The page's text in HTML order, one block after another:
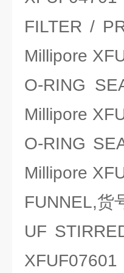
FILTER /
Millipore
O-RING
Millipore
O-RING
Millipore
FUNNEL,货
UF
XFUF07601